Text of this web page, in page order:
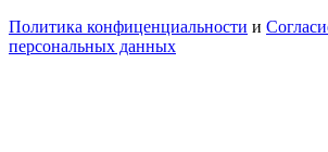
Политика конфиценциальности и
персональных данных